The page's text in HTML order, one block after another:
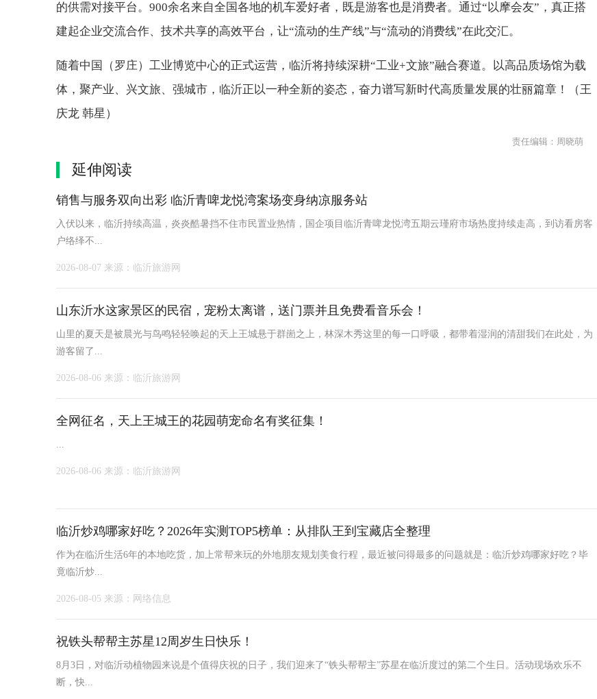
的供需对接平台。900余名来自全国各地的机车爱好者，既是游客也是消费者。通过“以摩会友”，真正搭
建起企业交流合作、技术共享的高效平台，让“流动的生产线”与“流动的消费线”在此交汇。
随着中国（罗庄）工业博览中心的正式运营，临沂将持续深耕“工业+文旅”融合赛道。以高品质场馆为载
体，聚产业、兴文旅、强城市，临沂正以一种全新的姿态，奋力谱写新时代高质量发展的壮丽篇章！（王
庆龙 韩星）
责任编辑：周晓萌
延伸阅读
销售与服务双向出彩 临沂青啤龙悦湾案场变身纳凉服务站
入伏以来，临沂持续高温，炎炎酷暑挡不住市民置业热情，国企项目临沂青啤龙悦湾五期云瑾府市场热度持续走高，到访看房客
户络绎不...
2026-08-07 来源：临沂旅游网
山东沂水这家景区的民宿，宠粉太离谱，送门票并且免费看音乐会！
山里的夏天是被晨光与鸟鸣轻轻唤起的天上王城悬于群崮之上，林深木秀这里的每一口呼吸，都带着湿润的清甜我们在此处，为
游客留了...
2026-08-06 来源：临沂旅游网
全网征名，天上王城王的花园萌宠命名有奖征集！
...
2026-08-06 来源：临沂旅游网
临沂炒鸡哪家好吃？2026年实测TOP5榜单：从排队王到宝藏店全整理
作为在临沂生活6年的本地吃货，加上常帮来玩的外地朋友规划美食行程，最近被问得最多的问题就是：临沂炒鸡哪家好吃？毕
竟临沂炒...
2026-08-05 来源：网络信息
祝铁头帮帮主苏星12周岁生日快乐！
8月3日，对临沂动植物园来说是个值得庆祝的日子，我们迎来了“铁头帮帮主”苏星在临沂度过的第二个生日。活动现场欢乐不
断，快...